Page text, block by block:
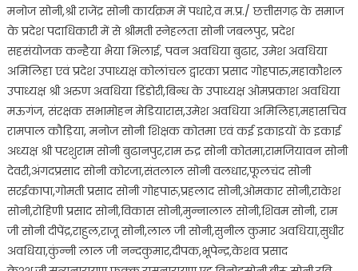
मनोज सोनी,श्री राजेंद्र सोनी कार्यक्रम में पधारे,व म.प्र./ छत्तीसगढ़ के समाज
के प्रदेश पदाधिकारी में से श्रीमती स्नेहलता सोनी जबलपुर, प्रदेश
सहसंयोजक कन्हैया भैया भिलाई, पवन अवधिया बुढार, उमेश अवधिया
अमिलिहा एवं प्रदेश उपाध्यक्ष कोलांचल द्वारका प्रसाद गोहपारु,महाकौशल
उपाध्यक्ष श्री अरुण अवधिया डिंडोरी,बिन्ध के उपाध्यक्ष ओमप्रकाश अवधिया
मऊगंज, संरक्षक सभामोहन मेडियारास,उमेश अवधिया अमिलिहा,महासचिव
रामपाल कौड़िया, मनोज सोनी शिक्षक कोतमा एवं कई इकाइयों के इकाई
अध्यक्ष श्री परशुराम सोनी बुढानपुर,राम रुद्र सोनी कोतमा,रामजियावन सोनी
देवरी,अंगदप्रसाद सोनी कोरजा,संतलाल सोनी वलधार,फूलचंद सोनी
सरईकापा,गोमती प्रसाद सोनी गोहपारू,प्रहलाद सोनी,ओमकार सोनी,राकेश
सोनी,रोहिणी प्रसाद सोनी,विकास सोनी,मुन्नालाल सोनी,शिवम सोनी, राम
जी सोनी दीपेंद्र,राहुल,राजू सोनी,लाल जी सोनी,सुनील कुमार अवधिया,सुधीर
अवधिया,कुंन्नी लाल जी नन्दकुमार,दीपक,भूपेन्द्र,केशव प्रसाद